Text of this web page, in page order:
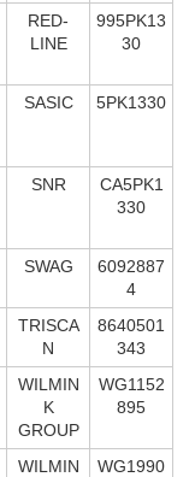
RED-
LINE
995PK13
30
SASIC 5PK1330
SNR
CA5PK1
330
SWAG
6092887
4
TRISCA
N
8640501
343
WILMIN
K
GROUP
WG1152
895
WILMIN
WG1990